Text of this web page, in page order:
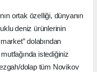
ortak özelliği, dünyanın
deniz ürünlerinin
dolabından
istediğiniz
dolap tüm Novikov